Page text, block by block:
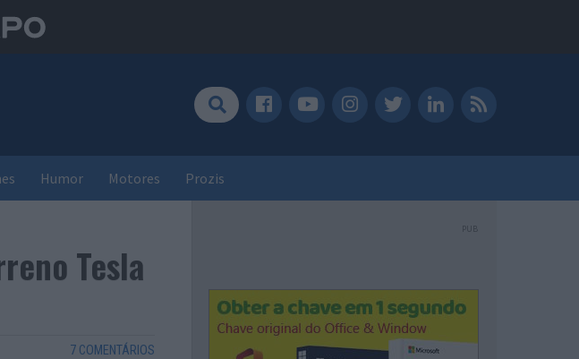
Humor Motores Prozis
Tesla
7 COMENTÁRIOS
PUB